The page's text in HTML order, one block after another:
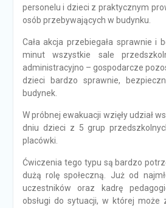
personelu i dzieci z praktycznym
osób przebywających w budynku.
Cała akcja przebiegała sprawnie i
minut wszystkie sale
administracyjno – gospodarcze
dzieci bardzo sprawnie,
budynek.
W próbnej ewakuacji wzięły udział
dniu dzieci z 5 grup
placówki.
Ćwiczenia tego typu są bardzo
dużą rolę społeczną. Już od
uczestników oraz kadrę
obsługi do sytuacji, w której może